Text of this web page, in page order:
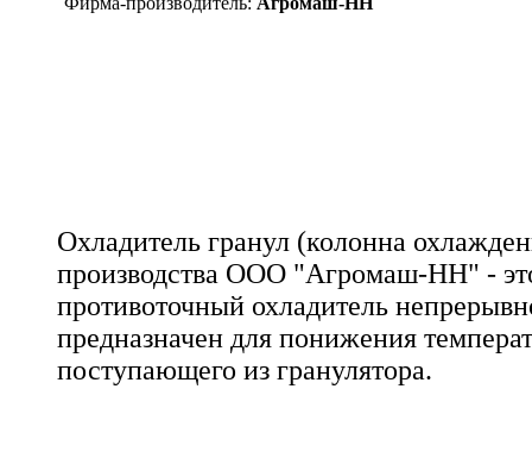
Охладитель гранул (колонна
производства ООО "Агромаш-НН" -
противоточный охладитель
предназначен для понижения
поступающего из гранулятора.